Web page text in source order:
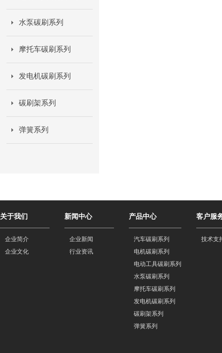
水泵碳刷系列
摩托车碳刷系列
发电机碳刷系列
碳刷架系列
弹簧系列
关于我们
企业简介
企业文化
新闻中心
企业新闻
行业资讯
产品中心
汽车碳刷系列
电机碳刷系列
电动工具碳刷系列
水泵碳刷系列
摩托车碳刷系列
发电机碳刷系列
碳刷架系列
弹簧系列
客户服
技术支